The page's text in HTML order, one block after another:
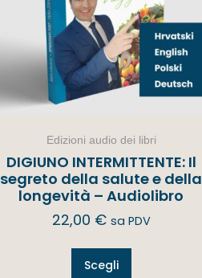
Edizioni audio dei libri
DIGIUNO INTERMITTENTE: Il
segreto della salute e della
longevità – Audiolibro
22,00 € sa PDV
Scegli